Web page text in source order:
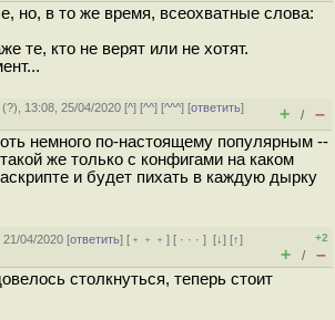
но, в то же время, всеохватные слова:
те, кто не верят или не хотят.
(?), 13:08, 25/04/2020 [^] [^^] [^^^] [ответить]
+ / –
немного по-настоящему популярным --
же только с конфигами на каком
и будет пихать в каждую дырку
21/04/2020 [ответить] [ ﹢﹢﹢] [ · · ·][↓] [↑]
+2
+ / –
столкнуться, теперь стоит